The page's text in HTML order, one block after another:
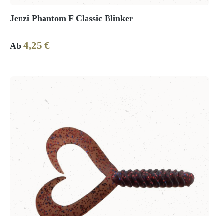
Jenzi Phantom F Classic Blinker
Regulärer Preis:
Ab 4,25 €